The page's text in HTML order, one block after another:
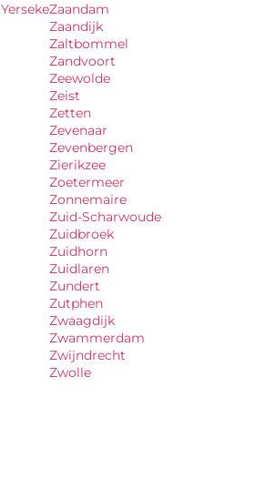
YersekeZaandam
Zaandijk
Zaltbommel
Zandvoort
Zeewolde
Zeist
Zetten
Zevenaar
Zevenbergen
Zierikzee
Zoetermeer
Zonnemaire
Zuid-Scharwoude
Zuidbroek
Zuidhorn
Zuidlaren
Zundert
Zutphen
Zwaagdijk
Zwammerdam
Zwijndrecht
Zwolle